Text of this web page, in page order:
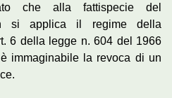
che alla fattispecie del
si applica il regime della
6 della legge n. 604 del 1966
immaginabile la revoca di un